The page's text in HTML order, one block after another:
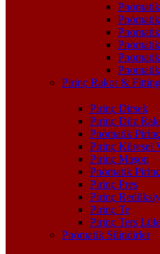
Pirinç Rakor &
Pirinç Dirsek
Pirinç Düz
Pnömatik
Pirinç Küresel
Pirinç Maşon
Pnömatik
Pirinç Pres
Pirinç
Pirinç Te
Pirinç Ters Lüle
Pnömatik Silindirler